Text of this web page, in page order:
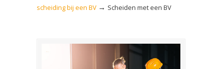
scheiding bij een BV → Scheiden met een BV